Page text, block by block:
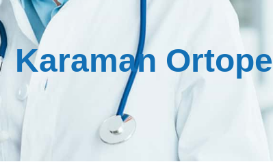
Karaman